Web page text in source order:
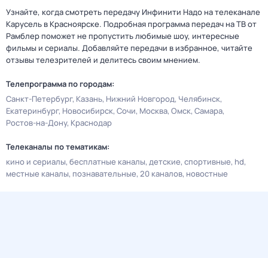
Узнайте, когда смотреть передачу Инфинити Надо на телеканале
Карусель в Красноярске. Подробная программа передач на ТВ от
Рамблер поможет не пропустить любимые шоу, интересные
фильмы и сериалы. Добавляйте передачи в избранное, читайте
отзывы телезрителей и делитесь своим мнением.
Телепрограмма по городам:
Санкт-Петербург Казань Нижний Новгород Челябинск
Екатеринбург Новосибирск Сочи Москва Омск Самара
Ростов-на-Дону Краснодар
Телеканалы по тематикам:
кино и сериалы бесплатные каналы детские спортивные hd
местные каналы познавательные 20 каналов новостные